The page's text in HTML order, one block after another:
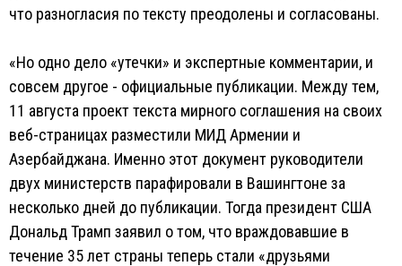
что разногласия по тексту преодолены и согласованы.
«Но одно дело «утечки» и экспертные комментарии, и
совсем другое - официальные публикации. Между тем,
11 августа проект текста мирного соглашения на своих
веб-страницах разместили МИД Армении и
Азербайджана. Именно этот документ руководители
двух министерств парафировали в Вашингтоне за
несколько дней до публикации. Тогда президент США
Дональд Трамп заявил о том, что враждовавшие в
течение 35 лет страны теперь стали «друзьями